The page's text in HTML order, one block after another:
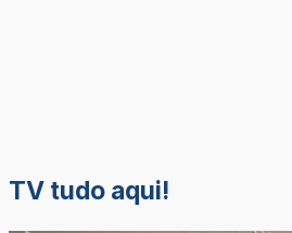
TV tudo aqui!